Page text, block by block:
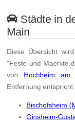
Städte in
Main
Diese Übersicht
"Feste-und-
von Hochheim am
Entfernung
Bischofsheim
Ginsheim-